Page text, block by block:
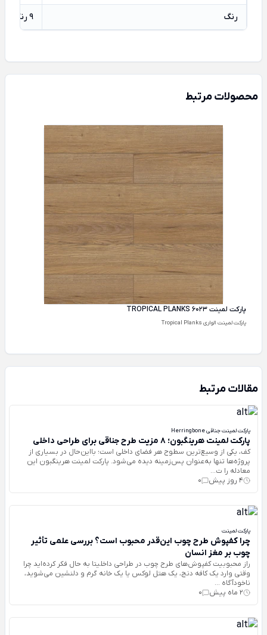
رنگ 9 رنگ متنوع
محصولات مرتبط
پارکت لمینت TROPICAL PLANKS 6023
پارکت لمینت الواری Tropical Planks
مقالات مرتبط
پارکت لمینت جناقی Herringbone
پارکت لمینت هرینگبون؛ ۸ مزیت طرح جناقی برای طراحی داخلی
کف، یکی از وسیع‌ترین سطوح هر فضای داخلی است؛ بااین‌حال در بسیاری از
پروژه‌ها تنها به‌عنوان پس‌زمینه دیده می‌شود. پارکت لمینت هرینگبون این
معادله را ت...
4 روز پیش
0
پارکت لمینت
چرا کفپوش طرح چوب این‌قدر محبوب است؟ بررسی علمی تأثیر
چوب بر مغز انسان
راز محبوبیت کفپوش‌های طرح چوب در طراحی داخلیتا به حال فکر کرده‌اید چرا
وقتی وارد یک کافه دنج، یک هتل لوکس یا یک خانه گرم و دلنشین می‌شوید،
ناخودآگاه ...
2 ماه پیش
0